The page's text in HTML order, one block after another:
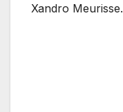
Xandro Meurisse.